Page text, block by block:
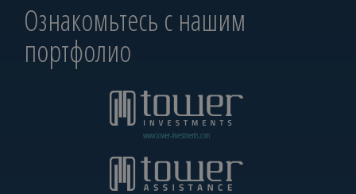
Ознакомьтесь с нашим
портфолио
www.tower-investments.com